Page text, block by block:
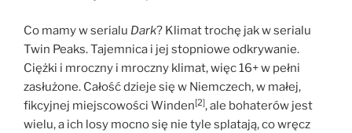
Co mamy w serialu Dark? Klimat trochę jak w serialu
Twin Peaks. Tajemnica i jej stopniowe odkrywanie.
Ciężki i mroczny i mroczny klimat, więc 16+ w pełni
zasłużone. Całość dzieje się w Niemczech, w małej,
fikcyjnej miejscowości Winden[2], ale bohaterów jest
wielu, a ich losy mocno się nie tyle splatają, co wręcz